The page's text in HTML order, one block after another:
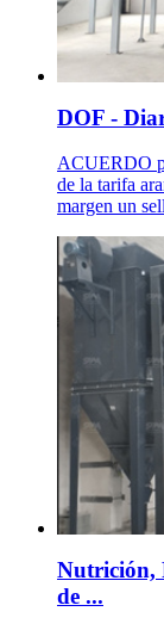
DOF -
ACUERDO
de la tarifa
margen un
Nutrición,
de ...